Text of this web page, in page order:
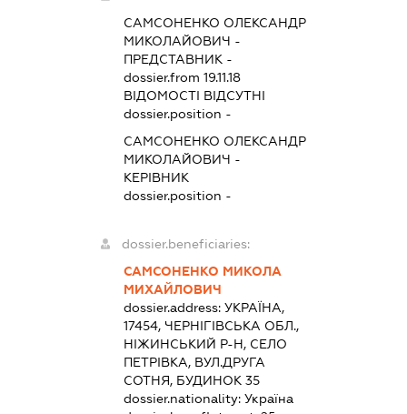
САМСОНЕНКО ОЛЕКСАНДР
МИКОЛАЙОВИЧ -
ПРЕДСТАВНИК -
dossier.from 19.11.18
ВІДОМОСТІ ВІДСУТНІ
dossier.position -
САМСОНЕНКО ОЛЕКСАНДР
МИКОЛАЙОВИЧ -
КЕРІВНИК
dossier.position -
dossier.beneficiaries:
САМСОНЕНКО МИКОЛА
МИХАЙЛОВИЧ
dossier.address:УКРАЇНА,
17454, ЧЕРНІГІВСЬКА ОБЛ.,
НІЖИНСЬКИЙ Р-Н, СЕЛО
ПЕТРІВКА, ВУЛ.ДРУГА
СОТНЯ, БУДИНОК 35
dossier.nationality:Україна